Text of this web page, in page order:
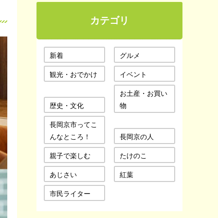
カテゴリ
新着
グルメ
観光・おでかけ
イベント
歴史・文化
お土産・お買い
物
長岡京市ってこ
んなところ！
長岡京の人
親子で楽しむ
たけのこ
あじさい
紅葉
市民ライター